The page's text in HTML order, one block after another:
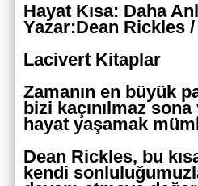
Hayat Kısa: Daha
Yazar:Dean Rickles
Lacivert Kitaplar
Zamanın en büyük
bizi kaçınılmaz
hayat yaşamak
Dean Rickles, bu
kendi